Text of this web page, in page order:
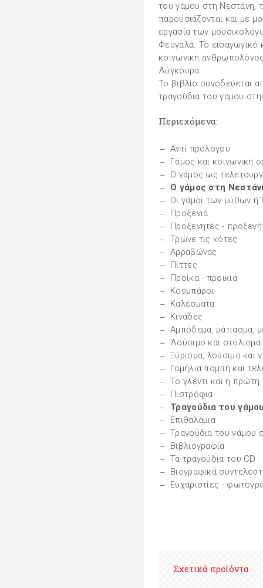
του γάμου στη Νεστάνη,
παρουσιάζονται και με
εργασία των
Φευγαλά. Το εισαγωγικό
κοινωνική
Λύγκουρα.
Το βιβλίο συνοδεύεται
τραγούδια του γάμου
Περιεχόμενα:
Αντί προλόγου
Γάμος και κοινωνική
Ο γάμος ως
Ο γάμος στη
Οι γάμοι των μύθων ή
Προξενιά
Προξενητές -
Τρώνε τις κότες
Αρραβώνας
Πίττες
Προίκα - προικιά
Κουμπάροι
Καλέσματα
Κινάδες
Αμπόδεμα, μάτιασμα,
Λούσιμο και
Ξύρισμα, λούσιμο και
Γαμήλια πομπή και
Το γλέντι και η
Πιστρόφια
Τραγούδια του
Επιθαλάμια
Τραγούδια του γάμου
Βιβλιογραφία
Τα τραγούδια του CD
Βιογραφικά
Ευχαριστίες -
Σχετικά προϊόντα